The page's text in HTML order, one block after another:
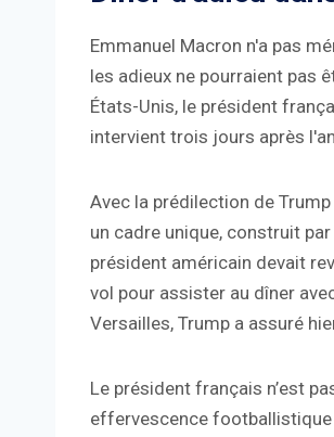
Emmanuel Macron n'a pas
les adieux ne pourraient pas
États-Unis, le président
intervient trois jours après
Avec la prédilection de
un cadre unique, construit
président américain devait
vol pour assister au dîner
Versailles, Trump a assuré
Le président français n’est
effervescence footballistique